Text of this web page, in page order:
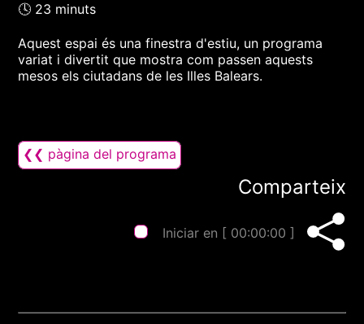
🕓 23 minuts
Aquest espai és una finestra d'estiu, un programa
variat i divertit que mostra com passen aquests
mesos els ciutadans de les Illes Balears.
❮❮ pàgina del programa
Comparteix
Iniciar en [ 00:00:00 ]